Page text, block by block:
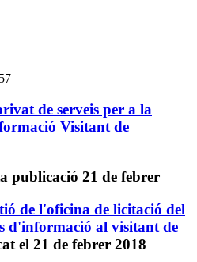
de serveis per a la
Visitant de
publicació 21 de febrer
de l'oficina de licitació del
d'informació al visitant de
el 21 de febrer 2018